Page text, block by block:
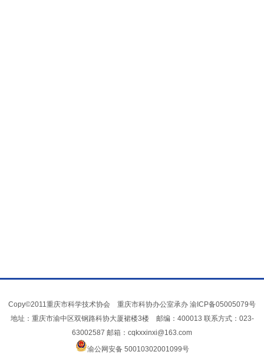
Copy©2011重庆市科学技术协会 重庆市科协办公室承办 渝ICP备05005079号
地址：重庆市渝中区双钢路科协大厦裙楼3楼 邮编：400013 联系方式：023-
63002587 邮箱：cqkxxinxi@163.com
渝公网安备 50010302001099号